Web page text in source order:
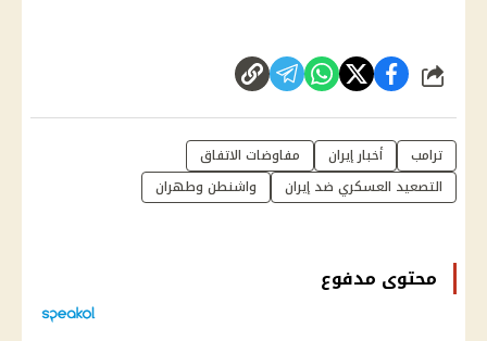
شارك
ترامب أخبار إيران
مفاوضات الاتفاق
التصعيد العسكري ضد إيران
واشنطن وطهران
محتوى مدفوع